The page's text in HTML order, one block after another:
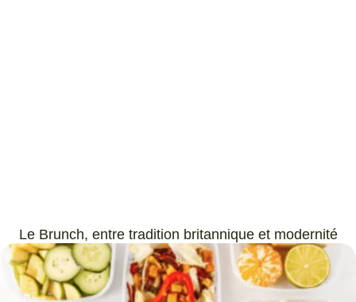
Le Brunch, entre tradition britannique et modernité